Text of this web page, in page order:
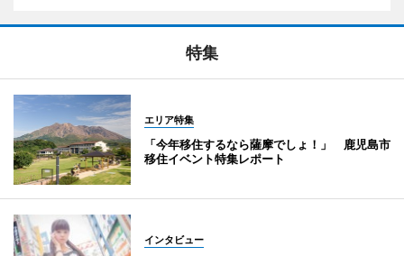
特集
エリア特集
「今年移住するなら薩摩でしょ！」 鹿児島市
移住イベント特集レポート
インタビュー